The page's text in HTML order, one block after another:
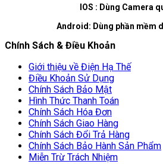
IOS : Dùng Camera
Android: Dùng phần mềm
Chính Sách & Điều Khoản
Giới thiệu về Điện Hạ Thế
Điều Khoản Sử Dụng
Chính Sách Bảo Mật
Hình Thức Thanh Toán
Chính Sách Hóa Đơn
Chính Sách Giao Hàng
Chính Sách Đổi Trả Hàng
Chính Sách Bảo Hành Sản Phẩm
Miễn Trừ Trách Nhiệm